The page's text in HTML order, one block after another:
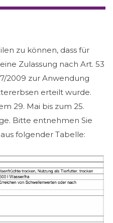
zu können, dass für
eine Zulassung nach Art. 53
2009 zur Anwendung
erteilt wurde.
29. Mai bis zum 25.
Bitte entnehmen Sie
folgender Tabelle: